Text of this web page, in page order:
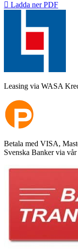
 Ladda ner PDF
Leasing via WASA
Betala med VISA,
Svenska Banker via